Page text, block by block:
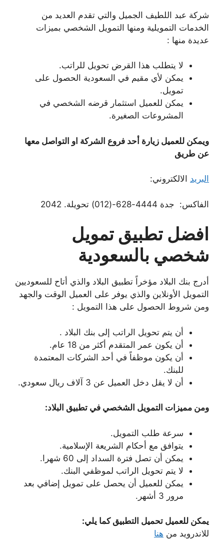
شركة عبد اللطيف الجميل والتي تقدم العديد من
الخدمات التمويلية ومنها التمويل الشخصي بميزات
عديدة منها :
لا يتطلب هذا القرض تحويل للراتب.
يمكن لأي مقيم في السعودية الحصول على
تمويل.
يمكن للعميل استثمار قرضه الشخصي في
المشروعات الصغيرة.
ويمكن للعميل زيارة أحد فروع الشركة او التواصل معها
عن طريق
البريد الالكتروني:
الفاكس: جدة 4444-628-(012) تحويلة. 2042
افضل تطبيق تمويل
شخصي بالسعودية
أدرج بنك البلاد مؤخراً تطبيق البلاد والذي أتاح للسعوديين
التمويل الأونلاين والذي يوفر على العميل الوقت والجهد
ومن شروط الحصول على هذا التمويل :
أن يتم تحويل الراتب إلى بنك البلاد .
أن يكون عمر المتقدم أكثر من 18 عام.
أن يكون موظفاً في أحد الشركات المعتمدة
للبنك.
أن لا يقل دخل العميل عن 3 آلاف ريال سعودي.
ومن مميزات التمويل الشخصي في تطبيق البلاد:
سرعة طلب التمويل.
يتوافق مع أحكام الشريعة الإسلامية.
يمكن أن تصل فترة السداد إلى 60 شهرا.
لا يتم تحويل الراتب لموظفي البنك.
يمكن للعميل أن يحصل على تمويل إضافي بعد
مرور 3 أشهر.
يمكن للعميل تحميل التطبيق كما يلي:
للاندرويد من هنا